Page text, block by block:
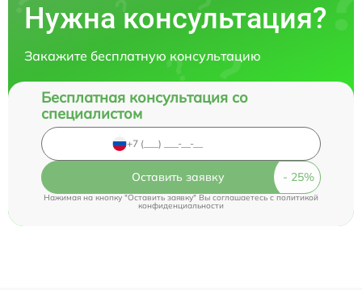
Нужна консультация?
Закажите бесплатную консультацию
Бесплатная консультация со
специалистом
Оставить заявку
Нажимая на кнопку "Оставить заявку" Вы соглашаетесь cполитикой
конфиденциальности